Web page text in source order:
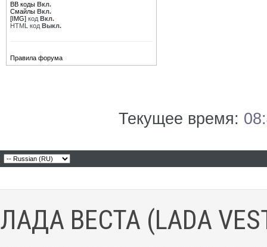
BB коды Вкл.
Смайлы Вкл.
[IMG] код Вкл.
HTML код Выкл.
Правила форума
Текущее время:
ЛАДА ВЕСТА (LADA